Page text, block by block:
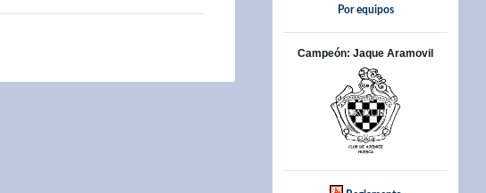
Por equipos
Campeón: Jaque Aramovil